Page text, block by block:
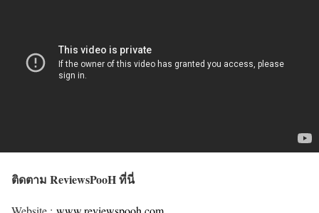
ติดตาม ReviewsPooH ที่นี่